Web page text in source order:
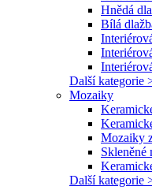
Hnědá
Bílá
Další kategorie
Mozaiky
Mozaiky
Skleněné
Další kategorie